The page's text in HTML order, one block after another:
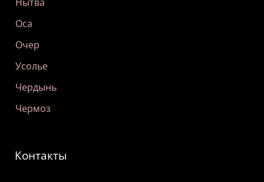
Оса
Очер
Усолье
Чердынь
Чермоз
Контакты